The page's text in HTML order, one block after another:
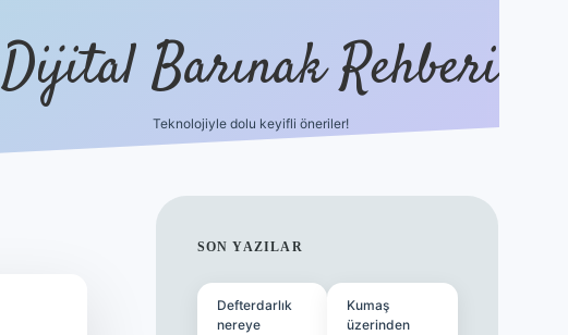
Dijital Barınak Rehberi
Teknolojiyle dolu keyifli öneriler!
SIDEBAR
SON YAZILAR
Defterdarlık
nereye
Kumaş
üzerinden
hiltonbet güncel